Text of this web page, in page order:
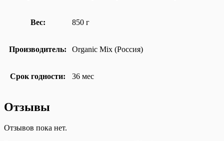
Вес: 850 г
Производитель: Organic Mix (Россия)
Срок годности: 36 мес
Отзывы
Отзывов пока нет.